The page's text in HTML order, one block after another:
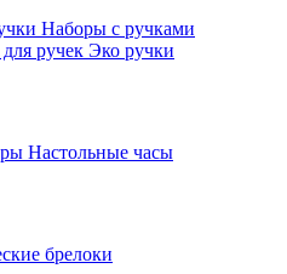
Наборы с ручками
ручек Эко ручки
Настольные часы
брелоки